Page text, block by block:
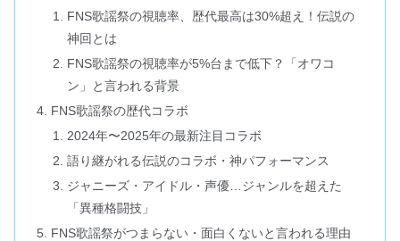
FNS歌謡祭の視聴率、歴代最高は30%超え！伝説の
神回とは
FNS歌謡祭の視聴率が5%台まで低下？「オワコ
ン」と言われる背景
FNS歌謡祭の歴代コラボ
2024年〜2025年の最新注目コラボ
語り継がれる伝説のコラボ・神パフォーマンス
ジャニーズ・アイドル・声優…ジャンルを超えた
「異種格闘技」
FNS歌謡祭がつまらない・面白くないと言われる理由